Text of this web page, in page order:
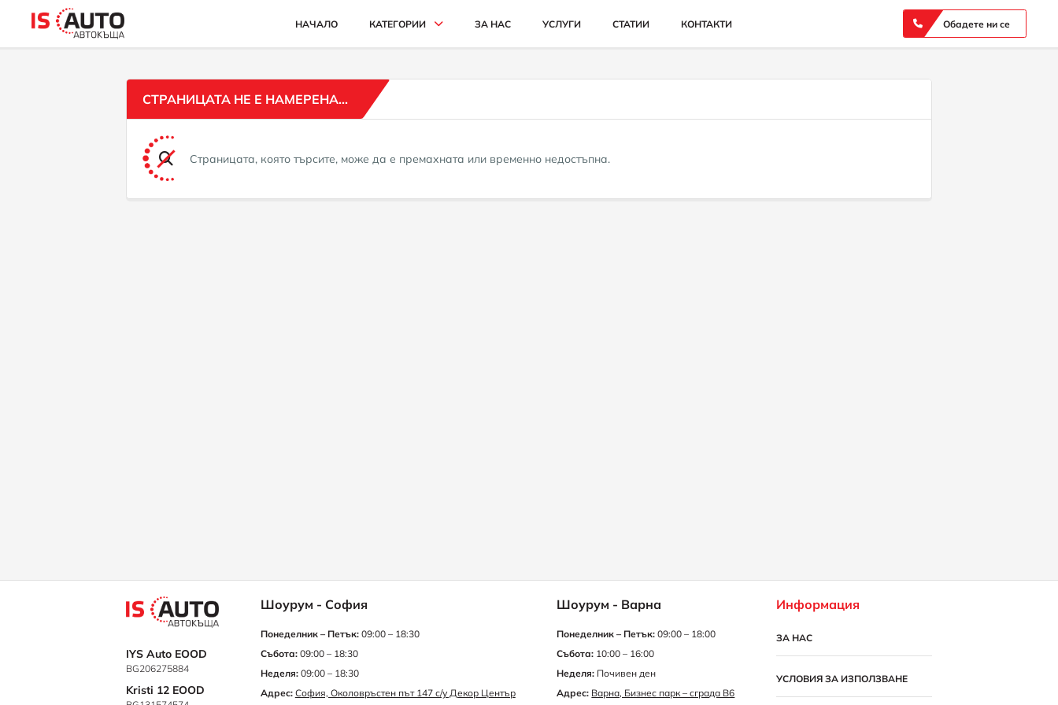
НАЧАЛО КАТЕГОРИИ
АВТОМОБИЛИ И ДЖИПОВЕ
СЕЛСКОСТОПАНСКИ
ЗА НАС УСЛУГИ СТАТИИ КОНТАКТИ Обадете ни се
СТРАНИЦАТА НЕ Е НАМЕРЕНА...
Страницата, която търсите, може да е премахната или временно недостъпна.
IYS Auto EOOD
BG206275884
Kristi 12 EOOD
Шоурум - София
Понеделник – Петък:09:00 – 18:30
Събота:09:00 – 18:30
Неделя:09:00 – 18:30
Адрес: София, Околовръстен път 147 с/у Декор Център
Шоурум - Варна
Понеделник – Петък: 09:00 – 18:00
Събота: 10:00 – 16:00
Неделя: Почивен ден
Адрес: Варна, Бизнес парк – сграда B6
Информация
ЗА НАС
УСЛОВИЯ ЗА ИЗПОЛЗВАНЕ